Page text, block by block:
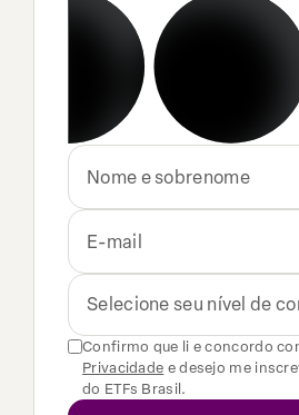
Selecione seu nível de
Confirmo que li e concordo
Privacidade e desejo me
do ETFs Brasil.